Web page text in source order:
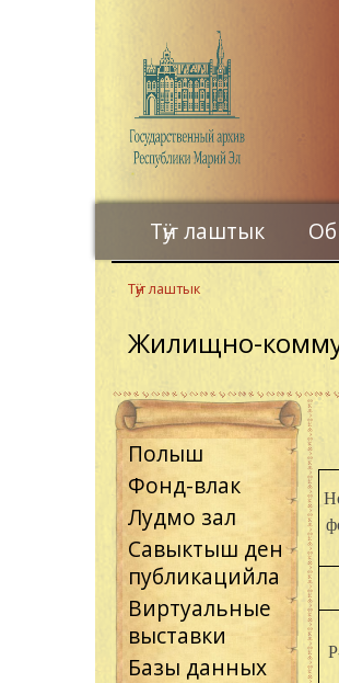
main
content
Тӱҥ лаштык
Тӱҥ лаштык
Жилищно-
Полыш
Фонд-влак
Лудмо зал
Савыктыш ден
публикацийла
Виртуальные
выставки
Базы данных